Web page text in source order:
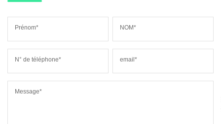
Prénom* NOM*
N° de téléphone* email*
Message*